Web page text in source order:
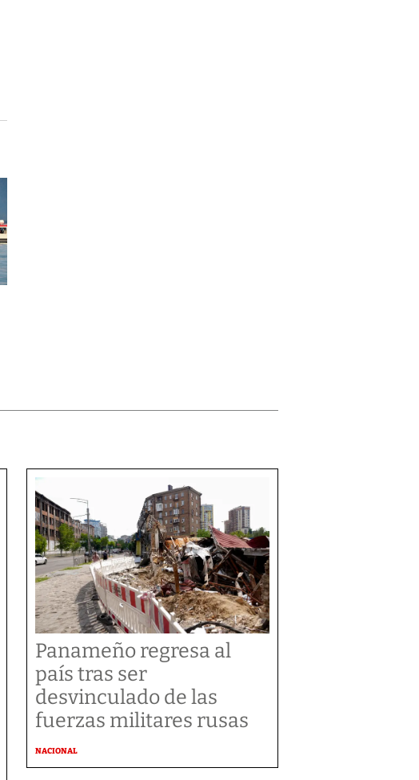
Panameño regresa al
país tras ser
desvinculado de las
fuerzas militares rusas
NACIONAL